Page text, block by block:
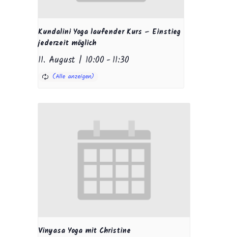
Kundalini Yoga laufender Kurs – Einstieg
jederzeit möglich
11. August | 10:00 -11:30
Vinyasa Yoga mit Christine